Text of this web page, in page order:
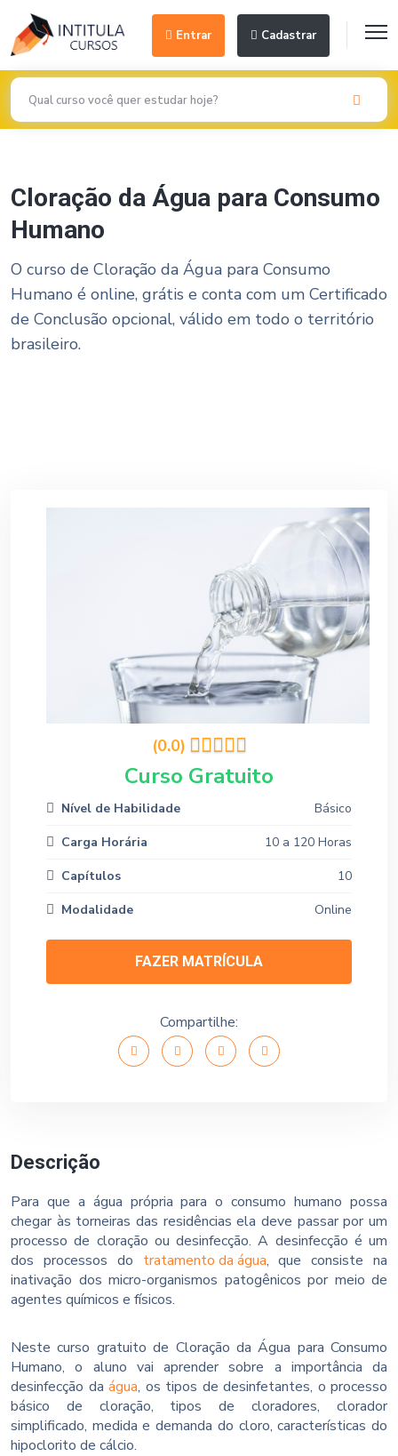
Entrar Cadastrar
Cloração da Água para Consumo
Humano
O curso de Cloração da Água para Consumo
Humano é online, grátis e conta com um Certificado
de Conclusão opcional, válido em todo o território
brasileiro.
Descrição
Para que a água própria para o consumo humano possa
chegar às torneiras das residências ela deve passar por um
processo de cloração ou desinfecção. A desinfecção é um
dos processos do tratamento da água, que consiste na
inativação dos micro-organismos patogênicos por meio de
agentes químicos e físicos.
Neste curso gratuito de Cloração da Água para Consumo
Humano, o aluno vai aprender sobre a importância da
desinfecção da água, os tipos de desinfetantes, o processo
básico de cloração, tipos de cloradores, clorador
simplificado, medida e demanda do cloro, características do
hipoclorito de cálcio.
(0.0)
Curso Gratuito
Nível de Habilidade
Básico
Carga Horária
10 a 120 Horas
Capítulos
10
Modalidade
Online
FAZER MATRÍCULA
Compartilhe: